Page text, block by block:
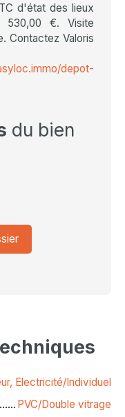
d'état des lieux
530,00 €. Visite
Contactez Valoris
depot-
du bien
Electricité/Individuel
PVC/Double vitrage